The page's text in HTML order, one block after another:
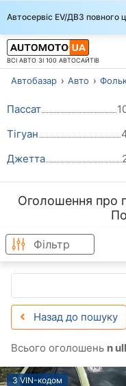
Автосервіс EV/ДВЗ повного
ВСІ АВТО ЗІ 100 АВТОСАЙТІВ
Автобазар Авто
Пассат
Тігуан
Джетта
Оголошення про
Фільтр
Назад до пошуку
Всього оголошень n ull
З VIN-кодом